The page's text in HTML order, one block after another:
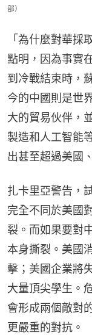
部）
「為什麼對華採
點明，因為事實
到冷戰結束時，
今的中國則是世
大的貿易伙伴，
製造和人工智能
出甚至超過美國
扎卡里亞警告，
完全不同於美國
裂。而如果要對
本身撕裂。美國
擊；美國企業將
大量頂尖學生。
會形成兩個敵對
更嚴重的對抗。